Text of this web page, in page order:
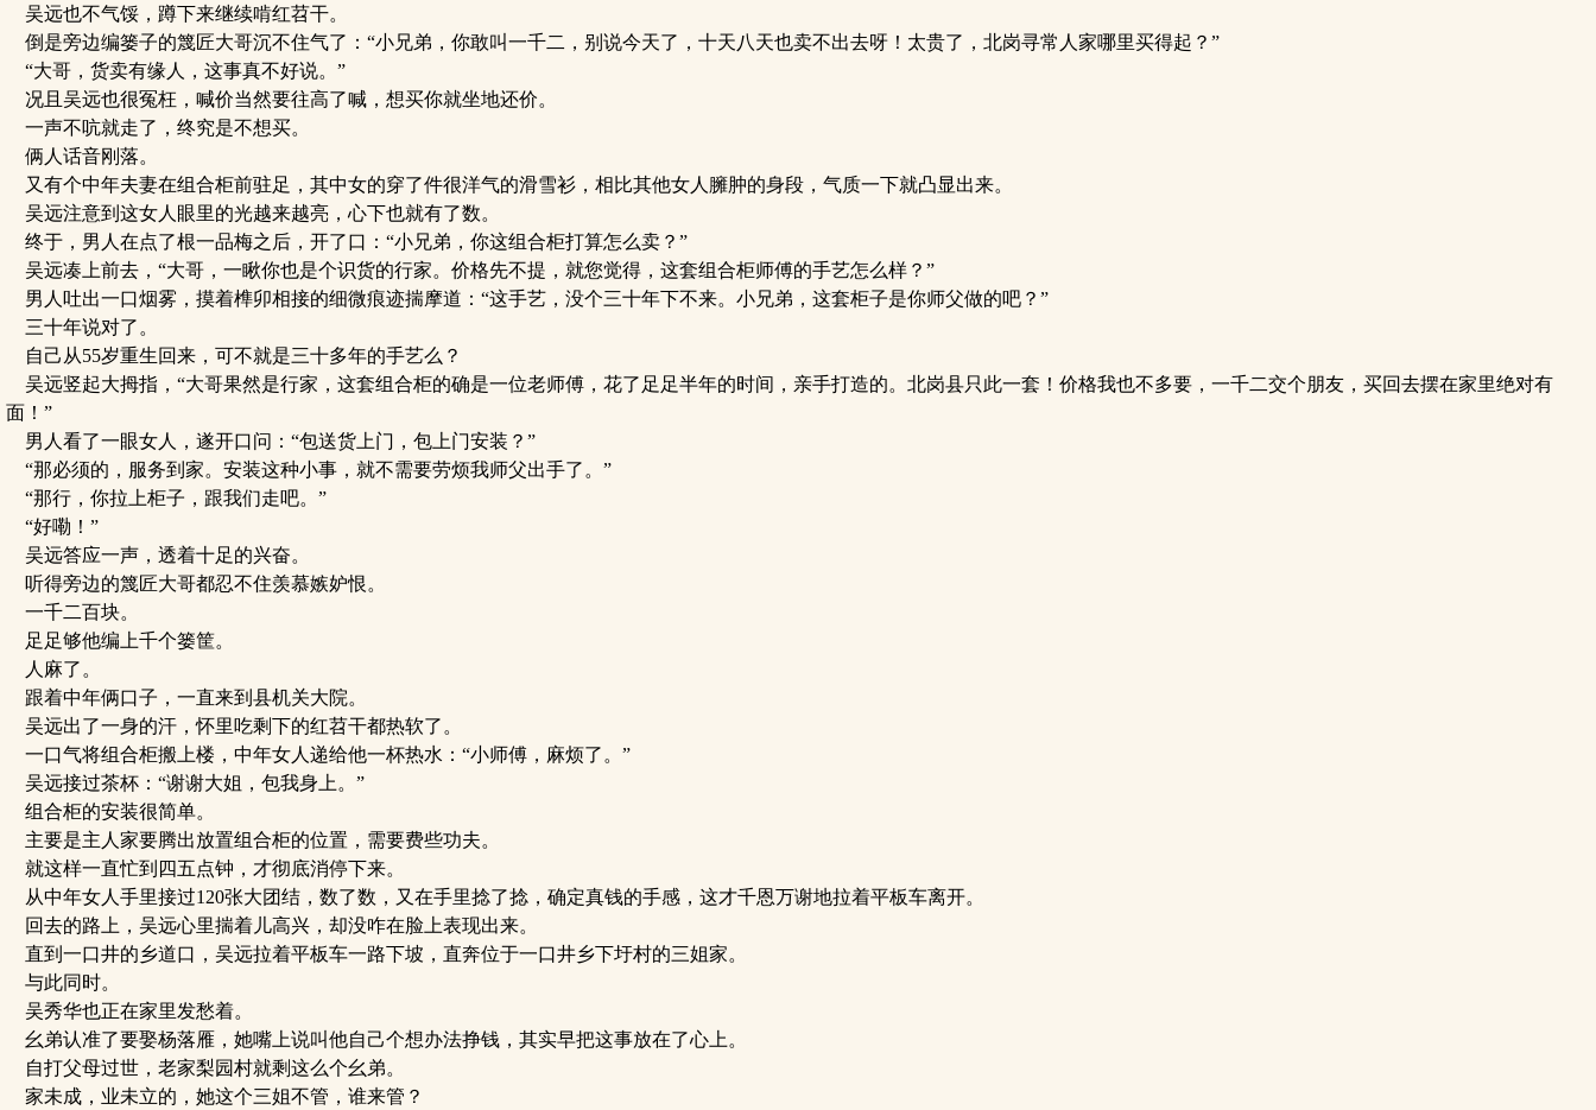
吴远也不气馁，蹲下来继续啃红苕干。
倒是旁边编篓子的篾匠大哥沉不住气了：“小兄弟，你敢叫一千二，别说今天了，十天八天也卖不出去呀！太贵了，北岗寻常人家哪里买得起？”
“大哥，货卖有缘人，这事真不好说。”
况且吴远也很冤枉，喊价当然要往高了喊，想买你就坐地还价。
一声不吭就走了，终究是不想买。
俩人话音刚落。
又有个中年夫妻在组合柜前驻足，其中女的穿了件很洋气的滑雪衫，相比其他女人臃肿的身段，气质一下就凸显出来。
吴远注意到这女人眼里的光越来越亮，心下也就有了数。
终于，男人在点了根一品梅之后，开了口：“小兄弟，你这组合柜打算怎么卖？”
吴远凑上前去，“大哥，一瞅你也是个识货的行家。价格先不提，就您觉得，这套组合柜师傅的手艺怎么样？”
男人吐出一口烟雾，摸着榫卯相接的细微痕迹揣摩道：“这手艺，没个三十年下不来。小兄弟，这套柜子是你师父做的吧？”
三十年说对了。
自己从55岁重生回来，可不就是三十多年的手艺么？
吴远竖起大拇指，“大哥果然是行家，这套组合柜的确是一位老师傅，花了足足半年的时间，亲手打造的。北岗县只此一套！价格我也不多要，一千二交个朋友，买回去摆在家里绝对有
面！”
男人看了一眼女人，遂开口问：“包送货上门，包上门安装？”
“那必须的，服务到家。安装这种小事，就不需要劳烦我师父出手了。”
“那行，你拉上柜子，跟我们走吧。”
“好嘞！”
吴远答应一声，透着十足的兴奋。
听得旁边的篾匠大哥都忍不住羡慕嫉妒恨。
一千二百块。
足足够他编上千个篓筐。
人麻了。
跟着中年俩口子，一直来到县机关大院。
吴远出了一身的汗，怀里吃剩下的红苕干都热软了。
一口气将组合柜搬上楼，中年女人递给他一杯热水：“小师傅，麻烦了。”
吴远接过茶杯：“谢谢大姐，包我身上。”
组合柜的安装很简单。
主要是主人家要腾出放置组合柜的位置，需要费些功夫。
就这样一直忙到四五点钟，才彻底消停下来。
从中年女人手里接过120张大团结，数了数，又在手里捻了捻，确定真钱的手感，这才千恩万谢地拉着平板车离开。
回去的路上，吴远心里揣着儿高兴，却没咋在脸上表现出来。
直到一口井的乡道口，吴远拉着平板车一路下坡，直奔位于一口井乡下圩村的三姐家。
与此同时。
吴秀华也正在家里发愁着。
幺弟认准了要娶杨落雁，她嘴上说叫他自己个想办法挣钱，其实早把这事放在了心上。
自打父母过世，老家梨园村就剩这么个幺弟。
家未成，业未立的，她这个三姐不管，谁来管？